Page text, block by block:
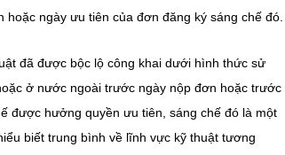
ngày ưu tiên của đơn đăng ký sáng chế đó.
đã được bộc lộ công khai dưới hình thức sử
ở nước ngoài trước ngày nộp đơn hoặc trước
được hưởng quyền ưu tiên, sáng chế đó là một
biết trung bình về lĩnh vực kỹ thuật tương